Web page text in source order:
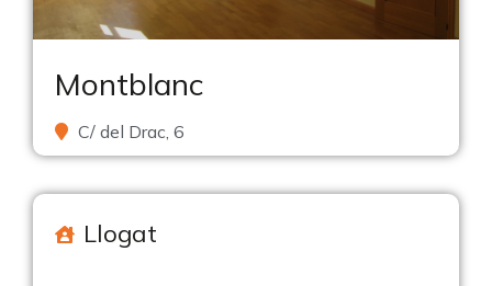
Montblanc
C/ del Drac, 6
Llogat